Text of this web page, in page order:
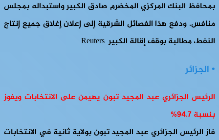
بمحافظ البنك المركزي المخضرم صادق الكبير واستبداله بمجلس
منافس. ودفع هذا الفصائل الشرقية إلى إعلان إغلاق جميع إنتاج
النفط، مطالبة بوقف إقالة الكبير Reuters
• الجزائر
الرئيس الجزائري عبد المجيد تبون يهيمن على الانتخابات ويفوز
بنسبة 94.7%
فاز الرئيس الجزائري عبد المجيد تبون بولاية ثانية في الانتخابات